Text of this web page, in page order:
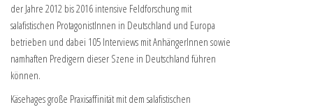
der Jahre 2012 bis 2016 intensive Feldforschung mit
salafistischen ProtagonistInnen in Deutschland und Europa
betrieben und dabei 105 Interviews mit AnhängerInnen sowie
namhaften Predigern dieser Szene in Deutschland führen
können.
Käsehages große Praxisaffinität mit dem salafistischen